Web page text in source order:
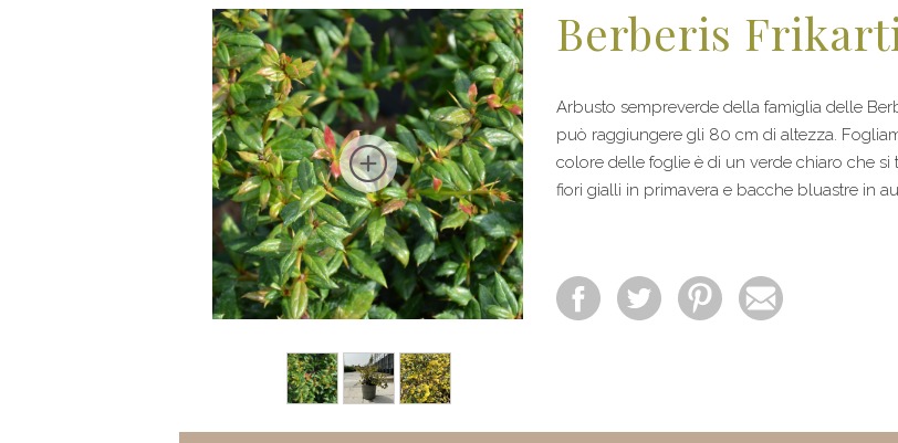
Berberis
Arbusto sempreverde della famiglia delle
può raggiungere gli 80 cm di altezza.
colore delle foglie è di un verde chiaro che
fiori gialli in primavera e bacche bluastre in